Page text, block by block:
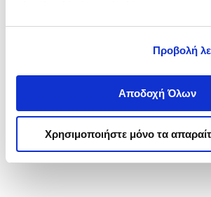
Προβολή
Αποδοχή Όλων
Χρησιμοποιήστε μόνο τα